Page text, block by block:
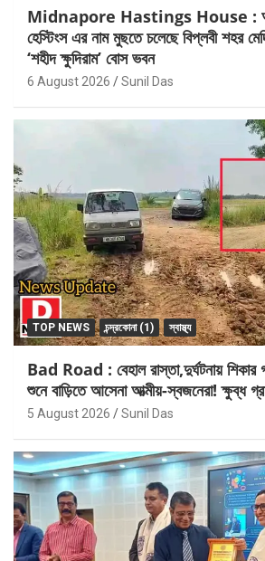
Midnapore Hastings House :
হেস্টিংস এর নাম মুছতে চলেছে বিপ্লবী শহর
‘শহীদ ক্ষুদিরাম’ বোস ভবন
6 August 2026 Sunil Das
TOP NEWS চন্দ্রকোনা (1) স্বাস্থ্য
Bad Road : বেহাল রাস্তা,দুর্ঘটনায় শিকার
শুনে বাড়িতে আসেনা আত্মীয়-স্বজনেরা! ক্ষুব্ধ
5 August 2026 Sunil Das